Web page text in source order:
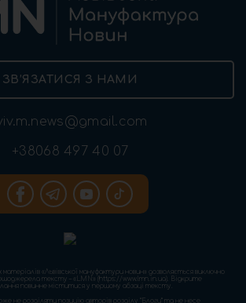
ЗВ’ЯЗАТИСЯ З НАМИ
+38068 497 40 07
«Львівської мануфактури новин» дозволяється виключно
тексту – «LMN» (https://www.lmn.in.ua). Відкрите
повинне міститися у першому абзаці тексту.
не розділяти позицію авторів розділу “Блоги” та не несе